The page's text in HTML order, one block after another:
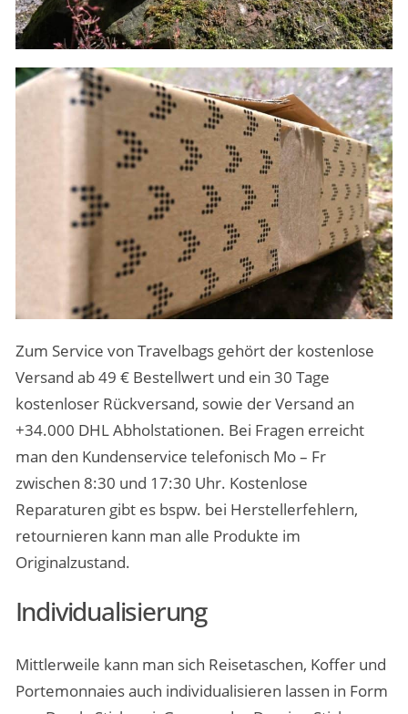
Zum Service von Travelbags gehört der kostenlose
Versand ab 49 € Bestellwert und ein 30 Tage
kostenloser Rückversand, sowie der Versand an
+34.000 DHL Abholstationen. Bei Fragen erreicht
man den Kundenservice telefonisch Mo – Fr
zwischen 8:30 und 17:30 Uhr. Kostenlose
Reparaturen gibt es bspw. bei Herstellerfehlern,
retournieren kann man alle Produkte im
Originalzustand.
Individualisierung
Mittlerweile kann man sich Reisetaschen, Koffer und
Portemonnaies auch individualisieren lassen in Form